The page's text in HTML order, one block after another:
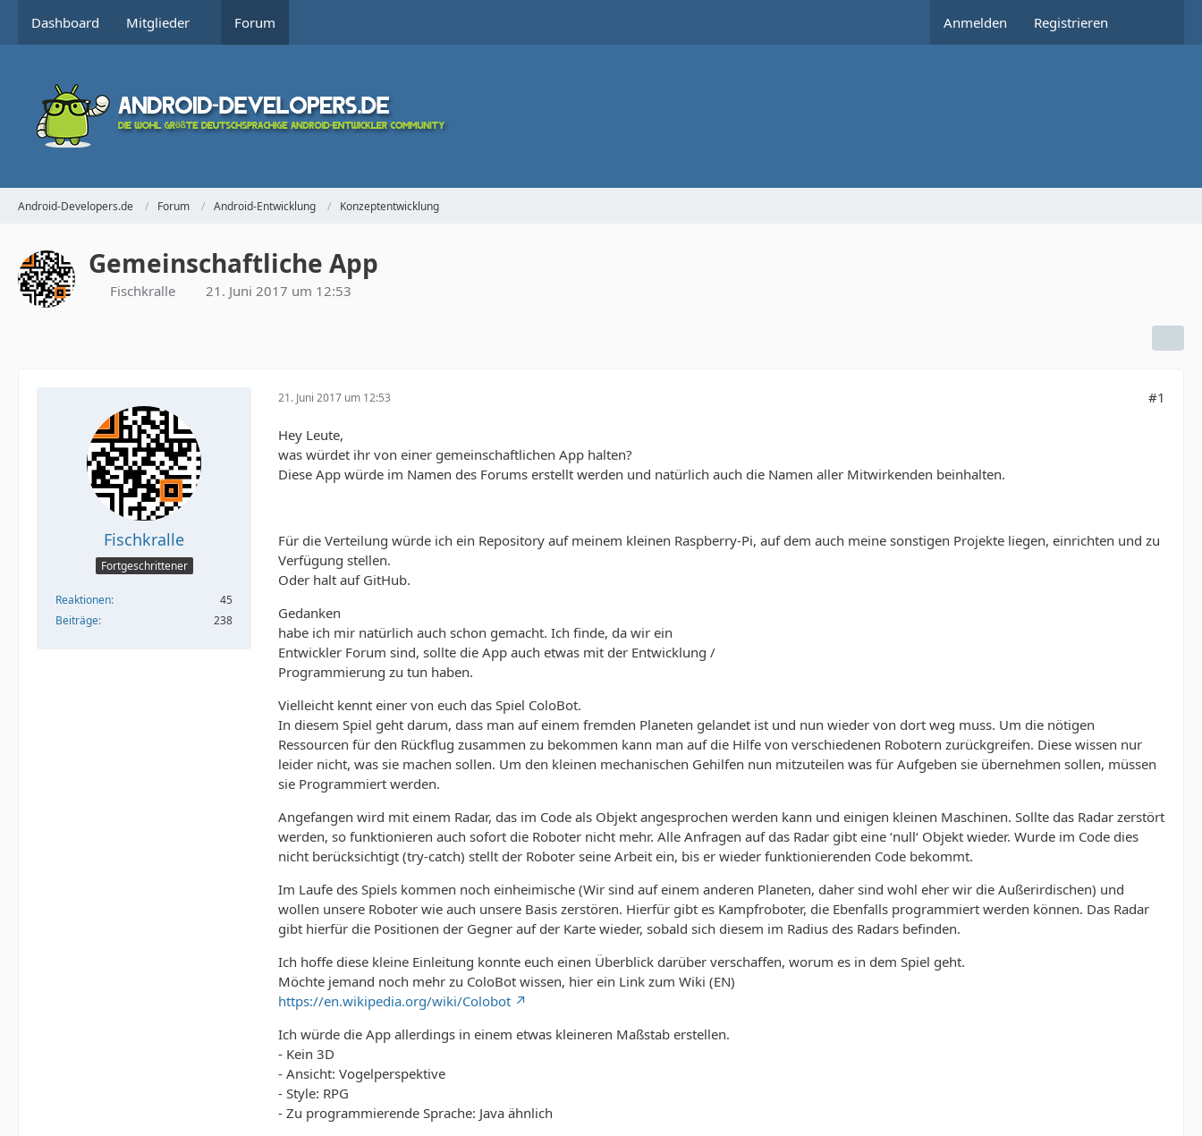
Dashboard Mitglieder Forum Anmelden Registrieren
Android-Developers.de Forum Android-Entwicklung Konzeptentwicklung
Gemeinschaftliche App
Fischkralle 21. Juni 2017 um 12:53
Fischkralle
Fortgeschrittener
Reaktionen
45
Beiträge
238
21. Juni 2017 um 12:53 #1
Hey Leute,
was würdet ihr von einer gemeinschaftlichen App halten?
Diese App würde im Namen des Forums erstellt werden und natürlich auch die Namen aller Mitwirkenden beinhalten.
Für die Verteilung würde ich ein Repository auf meinem kleinen Raspberry-Pi, auf dem auch meine sonstigen Projekte liegen, einrichten und zu
Verfügung stellen.
Oder halt auf GitHub.
Gedanken
habe ich mir natürlich auch schon gemacht. Ich finde, da wir ein
Entwickler Forum sind, sollte die App auch etwas mit der Entwicklung /
Programmierung zu tun haben.
Vielleicht kennt einer von euch das Spiel ColoBot.
In diesem Spiel geht darum, dass man auf einem fremden Planeten gelandet ist und nun wieder von dort weg muss. Um die nötigen
Ressourcen für den Rückflug zusammen zu bekommen kann man auf die Hilfe von verschiedenen Robotern zurückgreifen. Diese wissen nur
leider nicht, was sie machen sollen. Um den kleinen mechanischen Gehilfen nun mitzuteilen was für Aufgeben sie übernehmen sollen, müssen
sie Programmiert werden.
Angefangen wird mit einem Radar, das im Code als Objekt angesprochen werden kann und einigen kleinen Maschinen. Sollte das Radar zerstört
werden, so funktionieren auch sofort die Roboter nicht mehr. Alle Anfragen auf das Radar gibt eine ‘null‘ Objekt wieder. Wurde im Code dies
nicht berücksichtigt (try-catch) stellt der Roboter seine Arbeit ein, bis er wieder funktionierenden Code bekommt.
Im Laufe des Spiels kommen noch einheimische (Wir sind auf einem anderen Planeten, daher sind wohl eher wir die Außerirdischen) und
wollen unsere Roboter wie auch unsere Basis zerstören. Hierfür gibt es Kampfroboter, die Ebenfalls programmiert werden können. Das Radar
gibt hierfür die Positionen der Gegner auf der Karte wieder, sobald sich diesem im Radius des Radars befinden.
Ich hoffe diese kleine Einleitung konnte euch einen Überblick darüber verschaffen, worum es in dem Spiel geht.
Möchte jemand noch mehr zu ColoBot wissen, hier ein Link zum Wiki (EN)
https://en.wikipedia.org/wiki/Colobot
Ich würde die App allerdings in einem etwas kleineren Maßstab erstellen.
- Kein 3D
- Ansicht: Vogelperspektive
- Style: RPG
- Zu programmierende Sprache: Java ähnlich